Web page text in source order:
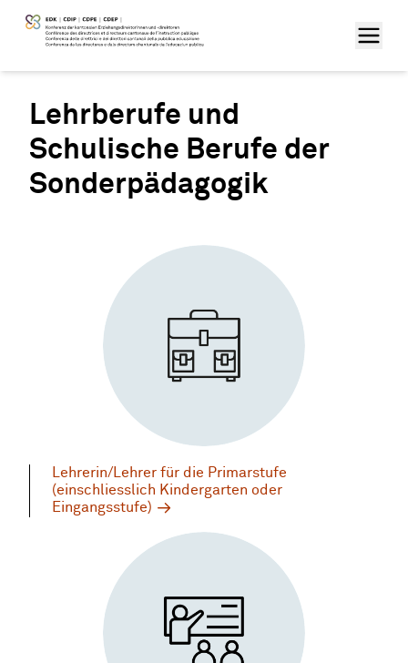
Lehrberufe und
Schulische Berufe der
Sonderpädagogik
Lehrerin/Lehrer für die Primarstufe
(einschliesslich Kindergarten oder
Eingangsstufe)